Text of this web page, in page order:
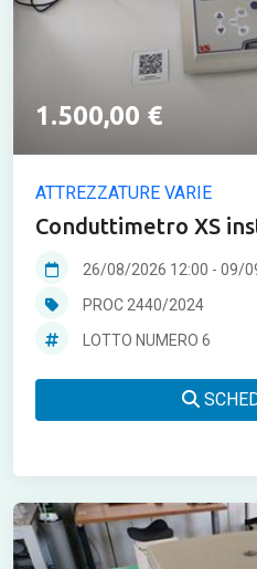
1.500,00 €
ATTREZZATURE VARIE
Conduttimetro XS
26/08/2026 12:00 - 09/
PROC 2440/2024
LOTTO NUMERO 6